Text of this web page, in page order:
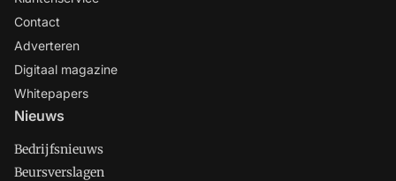
Contact
Adverteren
Digitaal magazine
Whitepapers
Nieuws
Bedrijfsnieuws
Beursverslagen